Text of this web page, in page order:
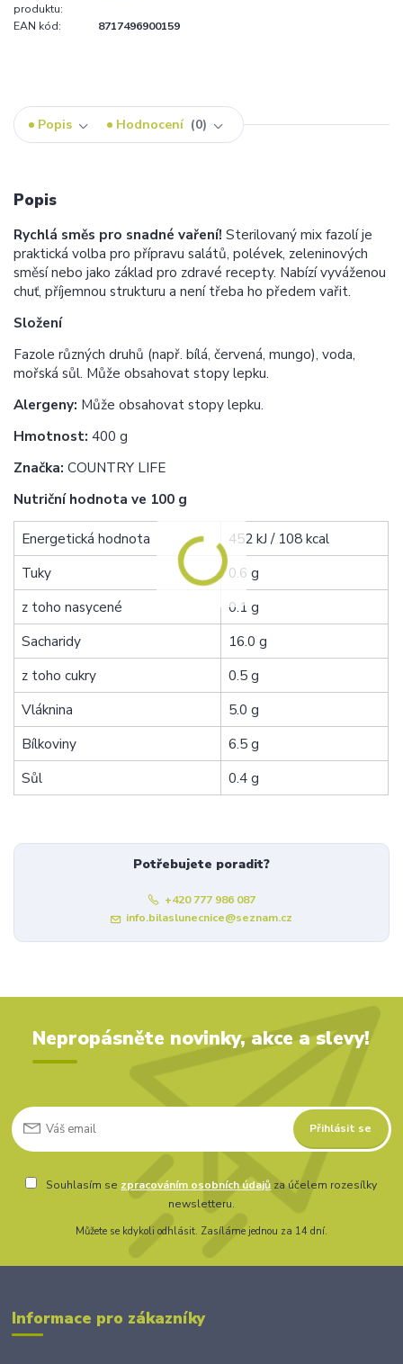
produktu:
EAN kód: 8717496900159
Popis Hodnocení 0
Popis
Rychlá směs pro snadné vaření! Sterilovaný mix fazolí je
praktická volba pro přípravu salátů, polévek, zeleninových
směsí nebo jako základ pro zdravé recepty. Nabízí vyváženou
chuť, příjemnou strukturu a není třeba ho předem vařit.
Složení
Fazole různých druhů (např. bílá, červená, mungo), voda,
mořská sůl. Může obsahovat stopy lepku.
Alergeny: Může obsahovat stopy lepku.
Hmotnost: 400 g
Značka: COUNTRY LIFE
Nutriční hodnota ve 100 g
Energetická hodnota
452 kJ / 108 kcal
Tuky
0.6 g
z toho nasycené
0.1 g
Sacharidy
16.0 g
z toho cukry
0.5 g
Vláknina
5.0 g
Bílkoviny
6.5 g
Sůl
0.4 g
Potřebujete poradit?
+420 777 986 087
info.bilaslunecnice@seznam.cz
Nepropásněte novinky, akce a slevy!
Přihlásit se
Souhlasím se zpracováním osobních údajů za účelem rozesílky
newsletteru.
Můžete se kdykoli odhlásit. Zasíláme jednou za 14 dní.
Informace pro zákazníky